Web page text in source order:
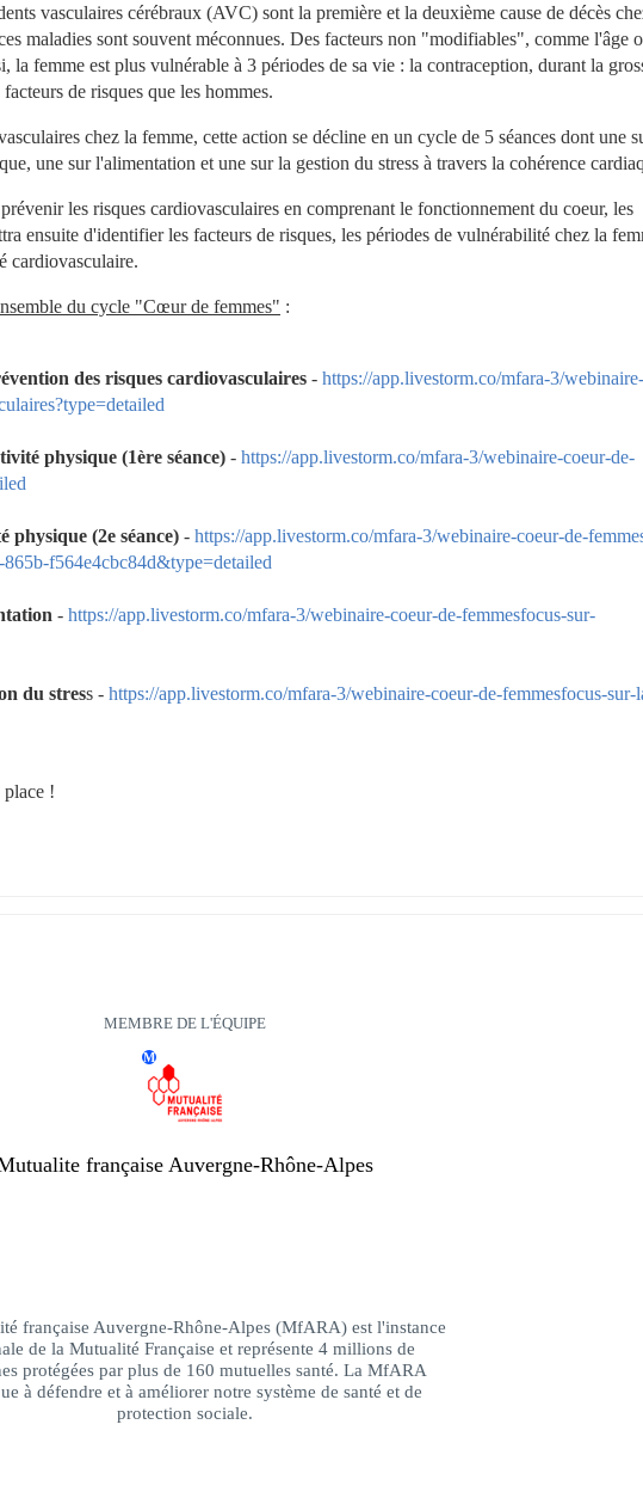
vasculaires cérébraux (AVC) sont la première et la deuxième cause de décès
maladies sont souvent méconnues. Des facteurs non "modifiables", comme l'âge
la femme est plus vulnérable à 3 périodes de sa vie : la contraception, durant la
de risques que les hommes.
chez la femme, cette action se décline en un cycle de 5 séances dont une
une sur l'alimentation et une sur la gestion du stress à travers la cohérence
les risques cardiovasculaires en comprenant le fonctionnement du coeur, les
ensuite d'identifier les facteurs de risques, les périodes de vulnérabilité chez la
cardiovasculaire.
du cycle "Cœur de femmes" :
des risques cardiovasculaires - https://app.livestorm.co/mfara-3/
physique (1ère séance) - https://app.livestorm.co/mfara-3/webinaire-coeur-de-
physique (2e séance) - https://app.livestorm.co/mfara-3/webinaire-coeur-de-
f564e4cbc84d&type=detailed
- https://app.livestorm.co/mfara-3/webinaire-coeur-de-femmesfocus-sur-
du stress - https://app.livestorm.co/mfara-3/webinaire-coeur-de-femmesfocus-sur-
place !
MEMBRE DE L'ÉQUIPE
M
française Auvergne-Rhône-Alpes
française Auvergne-Rhône-Alpes (MfARA) est l'instance
de la Mutualité Française et représente 4 millions de
protégées par plus de 160 mutuelles santé. La MfARA
à défendre et à améliorer notre système de santé et de
protection sociale.